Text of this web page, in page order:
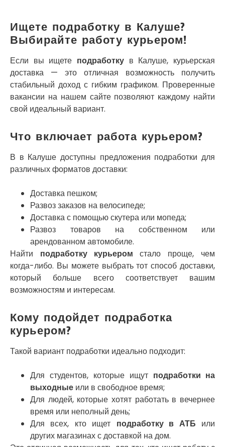
Ищете подработку в Калуше?
Выбирайте работу курьером!
Если вы ищете подработку в Калуше, курьерская
доставка — это отличная возможность получить
стабильный доход с гибким графиком. Проверенные
вакансии на нашем сайте позволяют каждому найти
свой идеальный вариант.
Что включает работа курьером?
В в Калуше доступны предложения подработки для
различных форматов доставки:
Доставка пешком;
Развоз заказов на велосипеде;
Доставка с помощью скутера или мопеда;
Развоз товаров на собственном или
арендованном автомобиле.
Найти подработку курьером стало проще, чем
когда-либо. Вы можете выбрать тот способ доставки,
который больше всего соответствует вашим
возможностям и интересам.
Кому подойдет подработка
курьером?
Такой вариант подработки идеально подходит:
Для студентов, которые ищут подработки на
выходные или в свободное время;
Для людей, которые хотят работать в вечернее
время или неполный день;
Для всех, кто ищет подработку в АТБ или
других магазинах с доставкой на дом.
Кропивницкий
Крыховцы
Крюковщина
Крыжановка
Ладыжин
Лесники
Лиманка
Лозовая
Лубны
Лука-Мелешковская
Малин
Марганец
Авангард
Нетешин
Нежин
Никитинцы
Николаев
Никополь
Новоалександровка
Новомосковск
Новоселки
Обухов
Обуховка
Одесса
Острог
Павлоград
Переяслав
Первомайск
Песочин
Петриков
Петропавловская Борщаговка
Подгородное
Погребы